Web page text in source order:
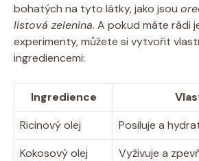
bohatých na tyto ‌látky,‍ jako ⁢jsou
listová zelenina. A pokud ‍máte rádi
experimenty, můžete‍ si‍ vytvořit⁢
ingrediencemi:
Ingredience
Ricinový‌ olej
Posiluje a
Kokosový olej
Vyživuje ⁣a